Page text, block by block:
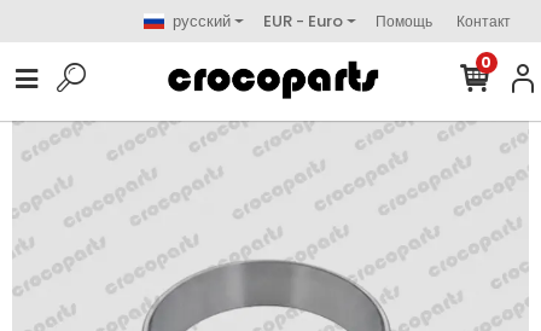
русский EUR - Euro Помощь Контакт
0